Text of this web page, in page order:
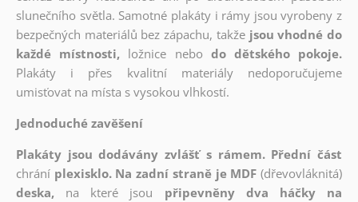
slunečního světla. Samotné plakáty i rámy jsou vyrobeny z
bezpečných materiálů bez zápachu, takže jsou vhodné do
každé místnosti, ložnice nebo do dětského pokoje.
Plakáty i přes kvalitní materiály nedoporučujeme
umisťovat na místa s vysokou vlhkostí.
Jednoduché zavěšení
Plakáty jsou dodávány zvlášť s rámem. Přední část
chrání plexisklo. Na zadní straně je MDF (dřevovláknitá)
deska,
na které jsou
připevněny dva háčky na